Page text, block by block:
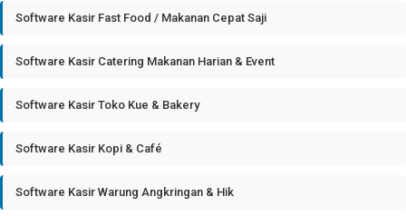
Software Kasir Fast Food / Makanan Cepat Saji
Software Kasir Catering Makanan Harian & Event
Software Kasir Toko Kue & Bakery
Software Kasir Kopi & Café
Software Kasir Warung Angkringan & Hik